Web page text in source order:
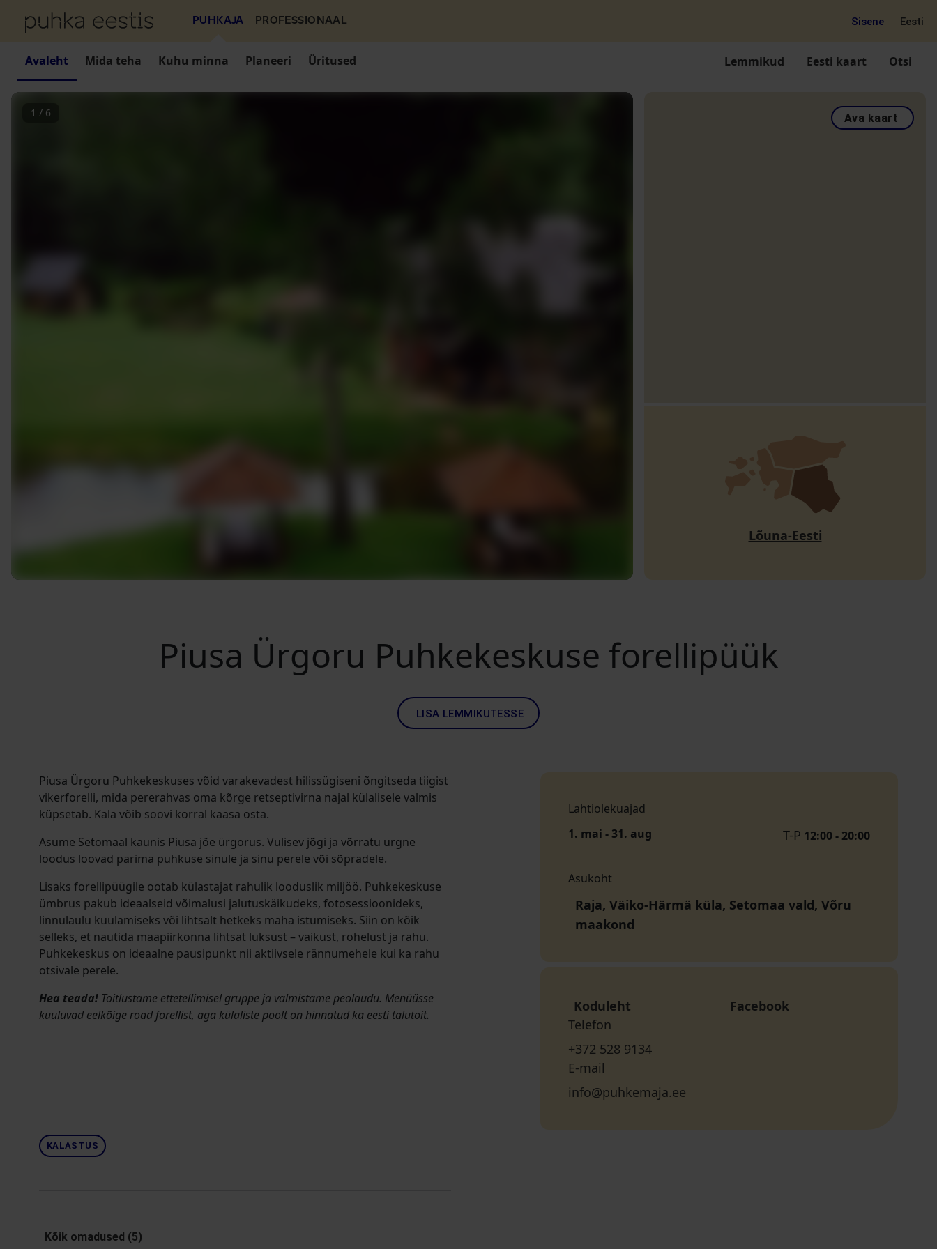
PUHKAJA PROFESSIONAAL Sisene Eesti
Avaleht Mida teha Kuhu minna Planeeri Üritused Lemmikud Eesti kaart Otsi
1 / 6 Ava kaart
Lõuna-Eesti
Piusa Ürgoru Puhkekeskuse forellipüük
LISA LEMMIKUTESSE
Piusa Ürgoru Puhkekeskuses võid varakevadest hilissügiseni õngitseda tiigist
vikerforelli, mida pererahvas oma kõrge retseptivirna najal külalisele valmis
küpsetab. Kala võib soovi korral kaasa osta.
Asume Setomaal kaunis Piusa jõe ürgorus. Vulisev jõgi ja võrratu ürgne
loodus loovad parima puhkuse sinule ja sinu perele või sõpradele.
Lisaks forellipüügile ootab külastajat rahulik looduslik miljöö. Puhkekeskuse
ümbrus pakub ideaalseid võimalusi jalutuskäikudeks, fotosessioonideks,
linnulaulu kuulamiseks või lihtsalt hetkeks maha istumiseks. Siin on kõik
selleks, et nautida maapiirkonna lihtsat luksust – vaikust, rohelust ja rahu.
Puhkekeskus on ideaalne pausipunkt nii aktiivsele rännumehele kui ka rahu
otsivale perele.
Hea teada! Toitlustame ettetellimisel gruppe ja valmistame peolaudu. Menüüsse
kuuluvad eelkõige road forellist, aga külaliste poolt on hinnatud ka eesti talutoit.
KALASTUS
Kõik omadused (5)
Lahtiolekuajad
1. mai - 31. aug
T-P 12:00 - 20:00
Asukoht
Raja, Väiko-Härmä küla, Setomaa vald, Võru
maakond
Koduleht
Facebook
Telefon
+372 528 9134
E-mail
info@puhkemaja.ee